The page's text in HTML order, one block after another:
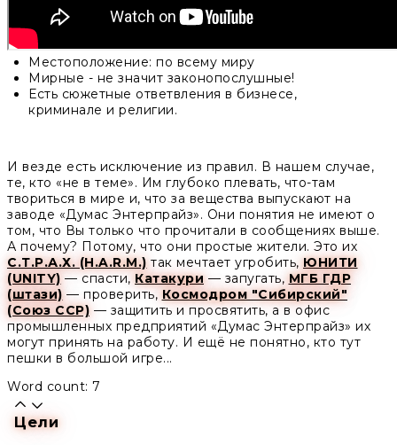
Местоположение: по всему миру
Мирные - не значит законопослушные!
Есть сюжетные ответвления в бизнесе,
криминале и религии.
И везде есть исключение из правил. В нашем случае,
те, кто «не в теме». Им глубоко плевать, что-там
твориться в мире и, что за вещества выпускают на
заводе «Думас Энтерпрайз». Они понятия не имеют о
том, что Вы только что прочитали в сообщениях выше.
А почему? Потому, что они простые жители. Это их
С.Т.Р.А.Х. (H.A.R.M.) так мечтает угробить, ЮНИТИ
(UNITY) — спасти, Катакури— запугать, МГБ ГДР
(штази) — проверить, Космодром "Сибирский"
(Союз ССР) — защитить и просвятить, а в офис
промышленных предприятий «Думас Энтерпрайз» их
могут принять на работу. И ещё не понятно, кто тут
пешки в большой игре...
Word count: 7
Цели